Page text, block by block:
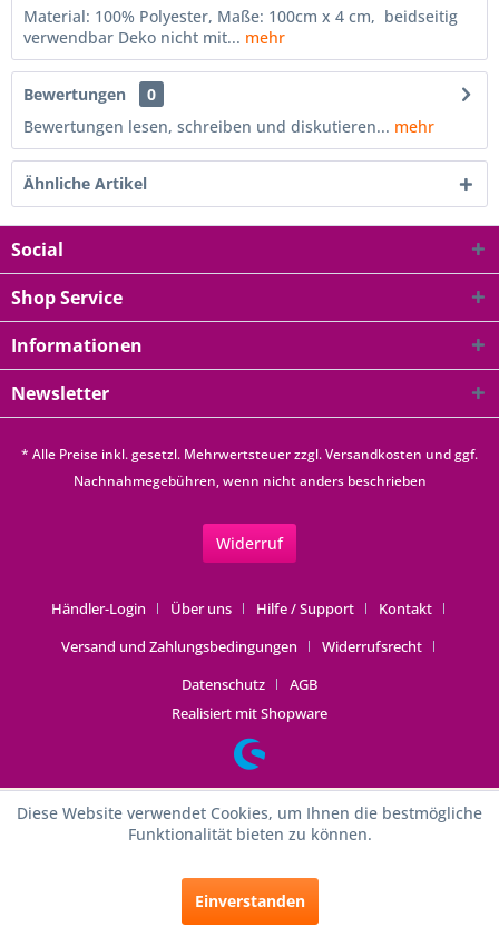
Material: 100% Polyester, Maße: 100cm x 4 cm, beidseitig
verwendbar Deko nicht mit... mehr
Bewertungen
0
Bewertungen lesen, schreiben und diskutieren... mehr
Ähnliche Artikel
Social
Shop Service
Informationen
Newsletter
* Alle Preise inkl. gesetzl. Mehrwertsteuer zzgl.Versandkosten und ggf.
Nachnahmegebühren, wenn nicht anders beschrieben
Widerruf
Händler-Login Über uns Hilfe / Support
Kontakt
Versand und Zahlungsbedingungen
Widerrufsrecht
Datenschutz
AGB
Realisiert mit Shopware
Diese Website verwendet Cookies, um Ihnen die bestmögliche
Funktionalität bieten zu können.
Einverstanden